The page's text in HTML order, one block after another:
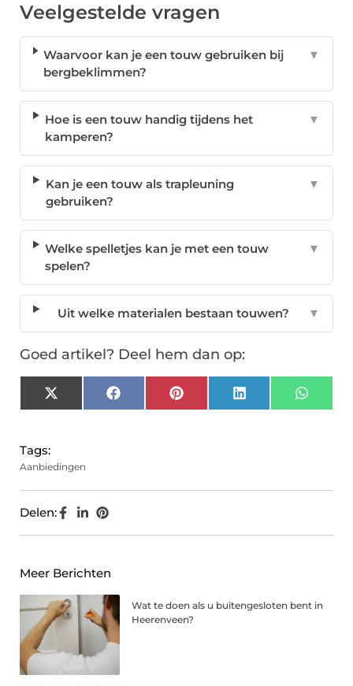
Veelgestelde vragen
Waarvoor kan je een touw gebruiken bij
bergbeklimmen?
▼
Hoe is een touw handig tijdens het
kamperen?
▼
Kan je een touw als trapleuning
gebruiken?
▼
Welke spelletjes kan je met een touw
spelen?
▼
Uit welke materialen bestaan touwen? ▼
Goed artikel? Deel hem dan op:
X
(Twitter)
FacebookPinterest LinkedIn
Tags:
Aanbiedingen
Delen:
Meer Berichten
Wat te doen als u buitengesloten bent in
Heerenveen?